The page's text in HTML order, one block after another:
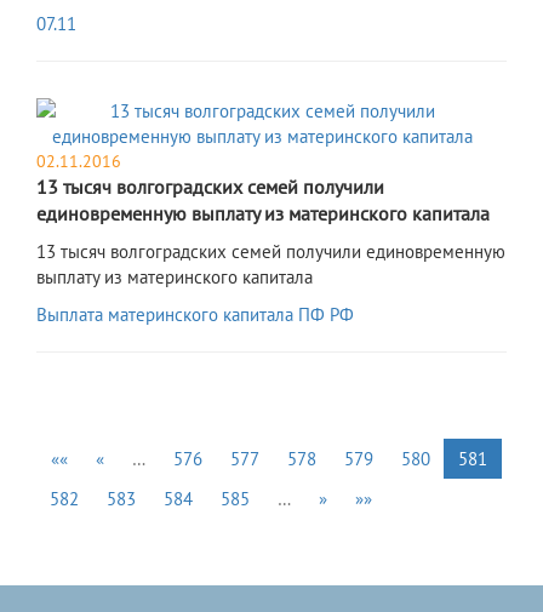
07.11
02.11.2016
13 тысяч волгоградских семей получили
единовременную выплату из материнского капитала
13 тысяч волгоградских семей получили единовременную
выплату из материнского капитала
Выплата материнского капитала ПФ РФ
«« « … 576 577 578 579 580
581
582
583 584 585 … » »»